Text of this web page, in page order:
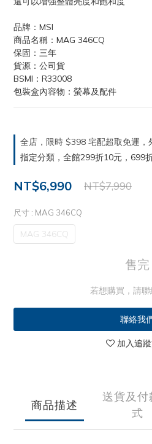
品牌：MSI
商品名稱：MAG 346CQ
保固：三年
貨源：公司貨
BSMI：R33008
包裝盒內容物：螢幕及配件
全店，限時 $398 宅配超取免運，
指定分類，全館299折10元，699
NT$6,990 NT$7,990
尺寸 : MAG 346CQ
MAG 346CQ
售完
若想購買，請聯
聯絡我
加入追
商品描述
送貨及付
式